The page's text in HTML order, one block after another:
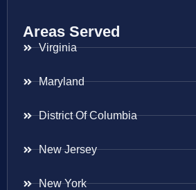
Areas Served
Virginia
Maryland
District Of Columbia
New Jersey
New York